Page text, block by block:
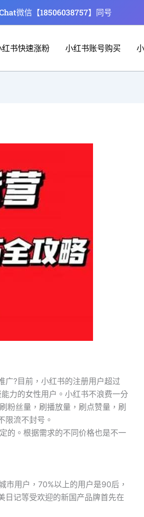
微信【18506038757】同号
红书快速涨粉 小红书账号购买
广?目前，小红书的注册用户超过
力的女性用户。小红书不浪费一分
粉丝量，刷播放量，刷点赞量，刷
限流不封号。
的。根据需求的不同价格也是不一
市用户，70%以上的用户是90后，
日记等受欢迎的新国产品牌首先在